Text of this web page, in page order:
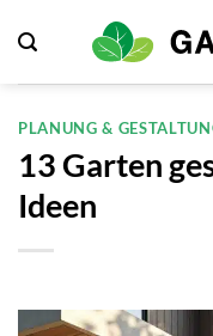
Inhalt
springen
PLANUNG &
13 Garten
Ideen